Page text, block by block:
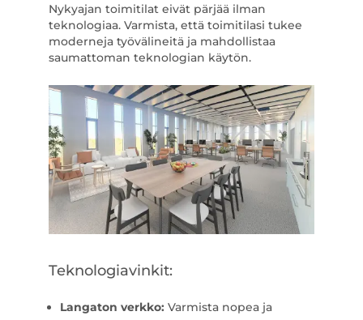
Nykyajan toimitilat eivät pärjää ilman
teknologiaa. Varmista, että toimitilasi tukee
moderneja työvälineitä ja mahdollistaa
saumattoman teknologian käytön.
Teknologiavinkit:
Langaton verkko: Varmista nopea ja